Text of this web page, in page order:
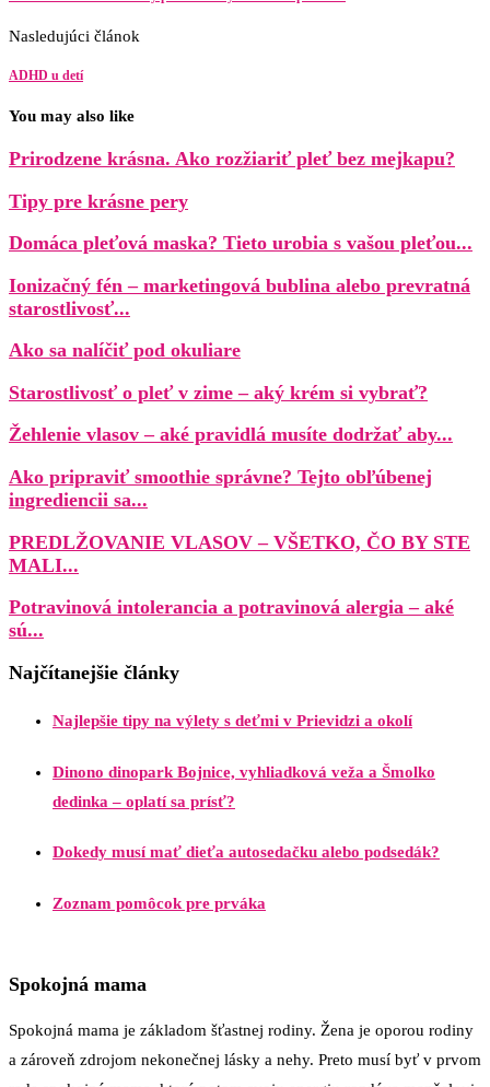
Nasledujúci článok
ADHD u detí
You may also like
Prirodzene krásna. Ako rozžiariť pleť bez mejkapu?
Tipy pre krásne pery
Domáca pleťová maska? Tieto urobia s vašou pleťou...
Ionizačný fén – marketingová bublina alebo prevratná
starostlivosť...
Ako sa nalíčiť pod okuliare
Starostlivosť o pleť v zime – aký krém si vybrať?
Žehlenie vlasov – aké pravidlá musíte dodržať aby...
Ako pripraviť smoothie správne? Tejto obľúbenej
ingrediencii sa...
PREDLŽOVANIE VLASOV – VŠETKO, ČO BY STE
MALI...
Potravinová intolerancia a potravinová alergia – aké
sú...
Najčítanejšie články
Najlepšie tipy na výlety s deťmi v Prievidzi a okolí
Dinono dinopark Bojnice, vyhliadková veža a Šmolko
dedinka – oplatí sa prísť?
Dokedy musí mať dieťa autosedačku alebo podsedák?
Zoznam pomôcok pre prváka
Spokojná mama
Spokojná mama je základom šťastnej rodiny. Žena je oporou rodiny
a zároveň zdrojom nekonečnej lásky a nehy. Preto musí byť v prvom